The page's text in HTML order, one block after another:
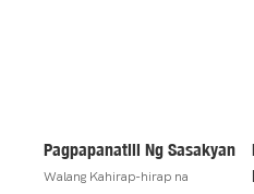
Pagpapanatili Ng Sasakyan
Walang Kahirap-hirap na